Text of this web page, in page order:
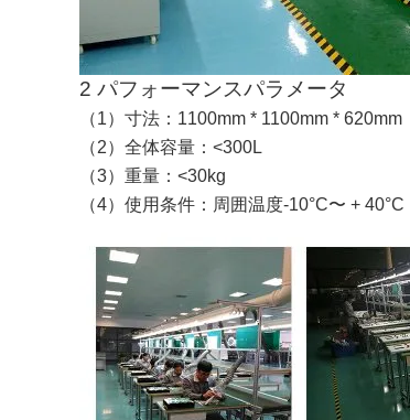
2 パフォーマンスパラメータ
（1）寸法：1100mm * 1100mm * 620mm
（2）全体容量：<300L
（3）重量：<30kg
（4）使用条件：周囲温度-10°C〜 + 40°C